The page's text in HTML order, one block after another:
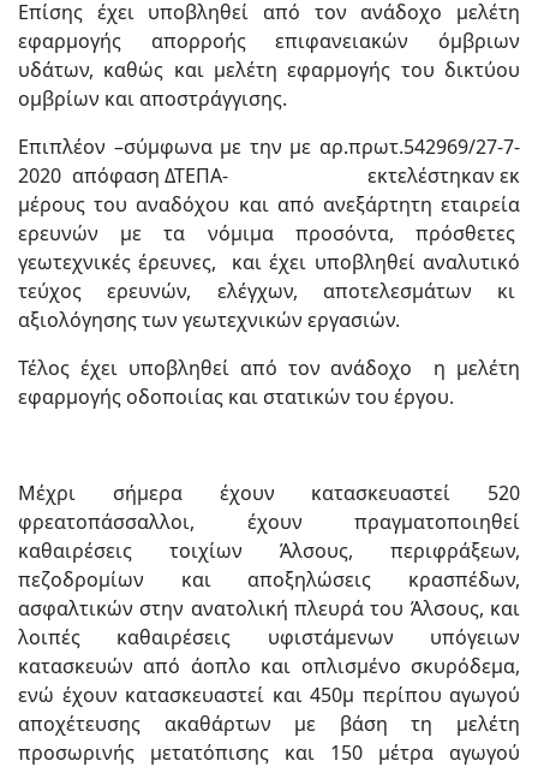
Επίσης έχει υποβληθεί από τον ανάδοχο μελέτη
εφαρμογής απορροής επιφανειακών όμβριων
υδάτων, καθώς και μελέτη εφαρμογής του δικτύου
ομβρίων και αποστράγγισης.
Επιπλέον –σύμφωνα με την με αρ.πρωτ.542969/27-7-
2020 απόφαση ΔΤΕΠΑ- εκτελέστηκαν εκ
μέρους του αναδόχου και από ανεξάρτητη εταιρεία
ερευνών με τα νόμιμα προσόντα, πρόσθετες
γεωτεχνικές έρευνες, και έχει υποβληθεί αναλυτικό
τεύχος ερευνών, ελέγχων, αποτελεσμάτων κι
αξιολόγησης των γεωτεχνικών εργασιών.
Τέλος έχει υποβληθεί από τον ανάδοχο η μελέτη
εφαρμογής οδοποιίας και στατικών του έργου.
Μέχρι σήμερα έχουν κατασκευαστεί 520
φρεατοπάσσαλλοι, έχουν πραγματοποιηθεί
καθαιρέσεις τοιχίων Άλσους, περιφράξεων,
πεζοδρομίων και αποξηλώσεις κρασπέδων,
ασφαλτικών στην ανατολική πλευρά του Άλσους, και
λοιπές καθαιρέσεις υφιστάμενων υπόγειων
κατασκευών από άοπλο και οπλισμένο σκυρόδεμα,
ενώ έχουν κατασκευαστεί και 450μ περίπου αγωγού
αποχέτευσης ακαθάρτων με βάση τη μελέτη
προσωρινής μετατόπισης και 150 μέτρα αγωγού